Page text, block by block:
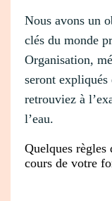
Nous avons un
clés du monde
Organisation,
seront
retrouviez à
l’eau.
Quelques règles
cours de votre